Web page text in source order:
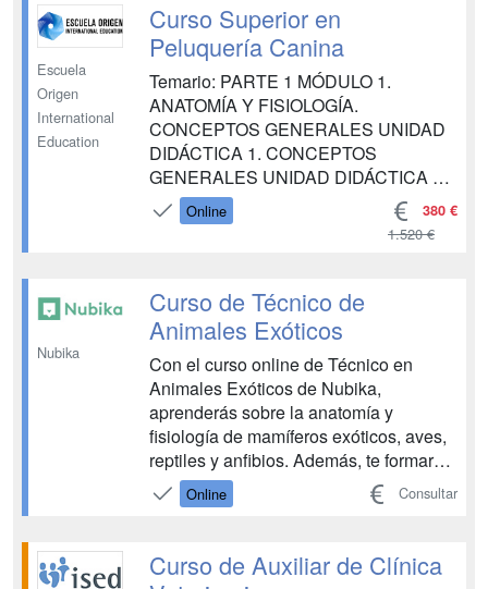
PARTE 2 MÓDULO 1. ZOOLOGÍA,
ETOLOGÍA Y ECOLOGÍA DE LOS
ANIMALES MÓDULO 2.
ECOSISTEMAS Y POBLACIONES
ANIMALES ...
Escuela
Origen
International
Education
Curso Superior en
Peluquería Canina
Temario: PARTE 1 MÓDULO 1.
ANATOMÍA Y FISIOLOGÍA.
CONCEPTOS GENERALES UNIDAD
DIDÁCTICA 1. CONCEPTOS
GENERALES UNIDAD DIDÁCTICA 2.
APARATO LOCOMOTOR UNIDAD
DIDÁCTICA 3. APARATO DIGESTIVO
5. APARATO CIRCULATORIO UNIDAD
DIDÁCTICA 6. APARATO
REPRODUCTOR UNIDAD DIDÁCTICA
7. SISTEMA EXCRETOR UNI...
Online 380 €
1.520 €
Nubika
Curso de Técnico de
Animales Exóticos
Con el curso online de Técnico en
Animales Exóticos de Nubika,
aprenderás sobre la anatomía y
fisiología de mamíferos exóticos, aves,
reptiles y anfibios. Además, te formarás
en técnicas de mantenimiento en
cautividad, manejo clínico y
Online Consultar
Curso de Auxiliar de Clínica